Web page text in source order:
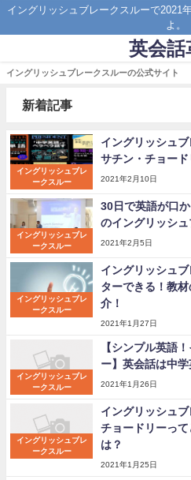
イングリッシュブレークスルーで2021
よ。
英会話
イングリッシュブレークスルーの公式サイト
新着記事
イングリッシュブレ
ークスルー
イングリッシュ
サチン・チョー
2021年2月10日
イングリッシュブレ
ークスルー
30日で英語が口
のイングリッシ
2021年2月5日
イングリッシュブレ
ークスルー
イングリッシュ
ターできる！教
介！
2021年1月27日
イングリッシュブレ
ークスルー
【シンプル英語
ー】英会話は中
2021年1月26日
イングリッシュブレ
ークスルー
イングリッシュ
チョードリーっ
は？
2021年1月25日